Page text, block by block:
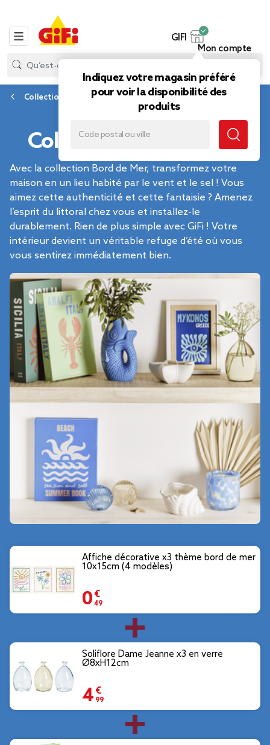
GIFI
Indiquez votre magasin préféré
pour voir la disponibilité des
produits
Mon compte
Collection
Collection Bord de mer
Avec la collection Bord de Mer, transformez votre
maison en un lieu habité par le vent et le sel ! Vous
aimez cette authenticité et cette fantaisie ? Amenez
l’esprit du littoral chez vous et installez-le
durablement. Rien de plus simple avec GiFi ! Votre
intérieur devient un véritable refuge d’été où vous
vous sentirez immédiatement bien.
Affiche décorative x3 thème bord de mer
10x15cm (4 modèles)
0,49 €
Soliflore Dame Jeanne x3 en verre
Ø8xH12cm
4,99 €